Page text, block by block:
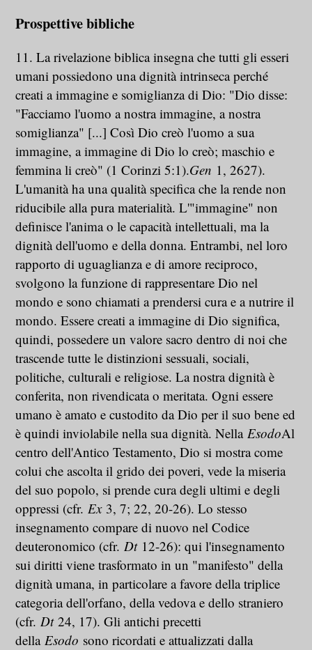
Prospettive bibliche
11. La rivelazione biblica insegna che tutti gli esseri
umani possiedono una dignità intrinseca perché
creati a immagine e somiglianza di Dio: "Dio disse:
"Facciamo l'uomo a nostra immagine, a nostra
somiglianza" [...] Così Dio creò l'uomo a sua
immagine, a immagine di Dio lo creò; maschio e
femmina li creò" (1 Corinzi 5:1).Gen 1, 2627).
L'umanità ha una qualità specifica che la rende non
riducibile alla pura materialità. L'"immagine" non
definisce l'anima o le capacità intellettuali, ma la
dignità dell'uomo e della donna. Entrambi, nel loro
rapporto di uguaglianza e di amore reciproco,
svolgono la funzione di rappresentare Dio nel
mondo e sono chiamati a prendersi cura e a nutrire il
mondo. Essere creati a immagine di Dio significa,
quindi, possedere un valore sacro dentro di noi che
trascende tutte le distinzioni sessuali, sociali,
politiche, culturali e religiose. La nostra dignità è
conferita, non rivendicata o meritata. Ogni essere
umano è amato e custodito da Dio per il suo bene ed
è quindi inviolabile nella sua dignità. Nella EsodoAl
centro dell'Antico Testamento, Dio si mostra come
colui che ascolta il grido dei poveri, vede la miseria
del suo popolo, si prende cura degli ultimi e degli
oppressi (cfr. Ex 3, 7; 22, 20-26). Lo stesso
insegnamento compare di nuovo nel Codice
deuteronomico (cfr. Dt 12-26): qui l'insegnamento
sui diritti viene trasformato in un "manifesto" della
dignità umana, in particolare a favore della triplice
categoria dell'orfano, della vedova e dello straniero
(cfr. Dt24, 17). Gli antichi precetti
della Esodo sono ricordati e attualizzati dalla